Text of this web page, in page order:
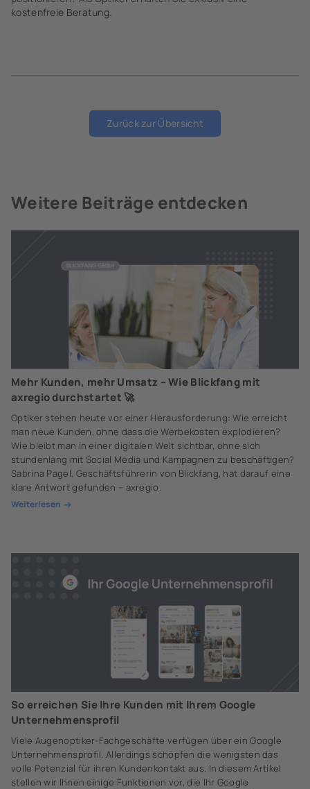
kostenfreie Beratung.
Zurück zur Übersicht
Weitere Beiträge entdecken
Mehr Kunden, mehr Umsatz – Wie Blickfang mit
axregio durchstartet 🚀
Optiker stehen heute vor einer Herausforderung: Wie erreicht
man neue Kunden, ohne dass die Werbekosten explodieren?
Wie bleibt man in einer digitalen Welt sichtbar, ohne sich
stundenlang mit Social Media und Kampagnen zu beschäftigen?
Sabrina Pagel, Geschäftsführerin von Blickfang, hat darauf eine
klare Antwort gefunden – axregio.
Weiterlesen
So erreichen Sie Ihre Kunden mit Ihrem Google
Unternehmensprofil
Viele Augenoptiker-Fachgeschäfte verfügen über ein Google
Unternehmensprofil. Allerdings schöpfen die wenigsten das
volle Potenzial für ihren Kundenkontakt aus. In diesem Artikel
stellen wir Ihnen einige Funktionen vor, die Ihr Google